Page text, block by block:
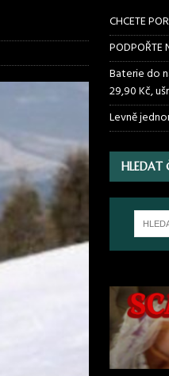
CHCETE
PODPOŘTE
Baterie do
29,90 Kč,
Levně
HLEDAT